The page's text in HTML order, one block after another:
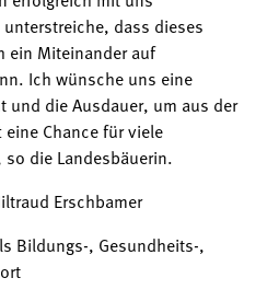
dass dieses
ein Miteinander auf
Ich wünsche uns eine
und die Ausdauer, um aus der
Chance für viele
die Landesbäuerin.
Erschbamer
Bildungs-, Gesundheits-,